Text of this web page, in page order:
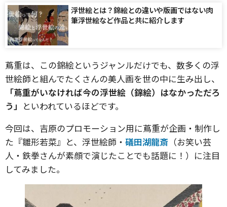
浮世絵とは？錦絵との違いや版画ではない肉
筆浮世絵など作品と共に紹介します
蔦重は、この錦絵というジャンルだけでも、数多くの浮
世絵師と組んでたくさんの美人画を世の中に生み出し、
「蔦重がいなければ今の浮世絵（錦絵）はなかっただろ
う」 といわれているほどです。
今回は、吉原のプロモーション用に蔦重が企画・制作し
た『雛形若菜』と、浮世絵師・ 礒田湖龍斎 （お笑い芸
人・鉄拳さんが素顔で演じたことでも話題に！）に注目
してみました。